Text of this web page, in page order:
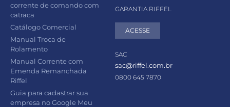
corrente de comando com
catraca
Catálogo Comercial
Manual Troca de
Rolamento
Manual Corrente com
Emenda Remanchada
Riffel
Guia para cadastrar sua
empresa no Google Meu
GARANTIA RIFFEL
ACESSE
SAC
sac@riffel.com.br
0800 645 7870